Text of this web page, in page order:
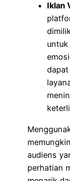
Iklan
untuk
audiens
perhatian